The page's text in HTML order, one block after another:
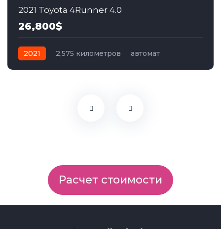
2021 Toyota 4Runner 4.0
26,800$
2021 2,575 километров
автомат
Расчет стоимости